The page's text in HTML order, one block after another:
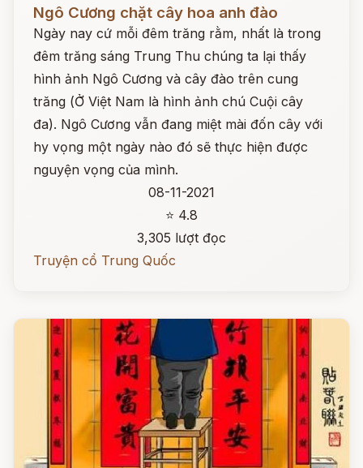
Ngô Cương chặt cây hoa anh đào
Ngày nay cứ mỗi đêm trăng rằm, nhất là trong
đêm trăng sáng Trung Thu chúng ta lại thấy
hình ảnh Ngô Cương và cây đào trên cung
trăng (Ở Việt Nam là hình ảnh chú Cuội cây
đa). Ngô Cương vẫn đang miệt mài đốn cây với
hy vọng một ngày nào đó sẽ thực hiện được
nguyện vọng của mình.
08-11-2021
⭐ 4.8
3,305 lượt đọc
Truyện cổ Trung Quốc